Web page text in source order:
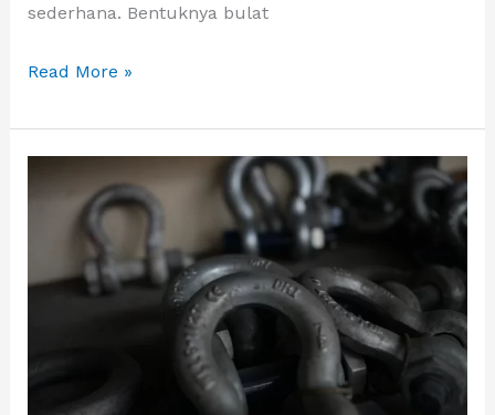
sederhana. Bentuknya bulat
Read More »
Shackle
Shackle:
yang